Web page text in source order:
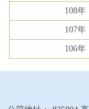
108年
107年
106年